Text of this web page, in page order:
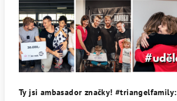
Ty jsi ambasador značky! #triangelfamily: